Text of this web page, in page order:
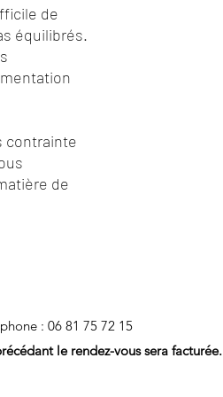
de
équilibrés.
contrainte
de
: 06 81 75 72 15
le rendez-vous sera facturée.